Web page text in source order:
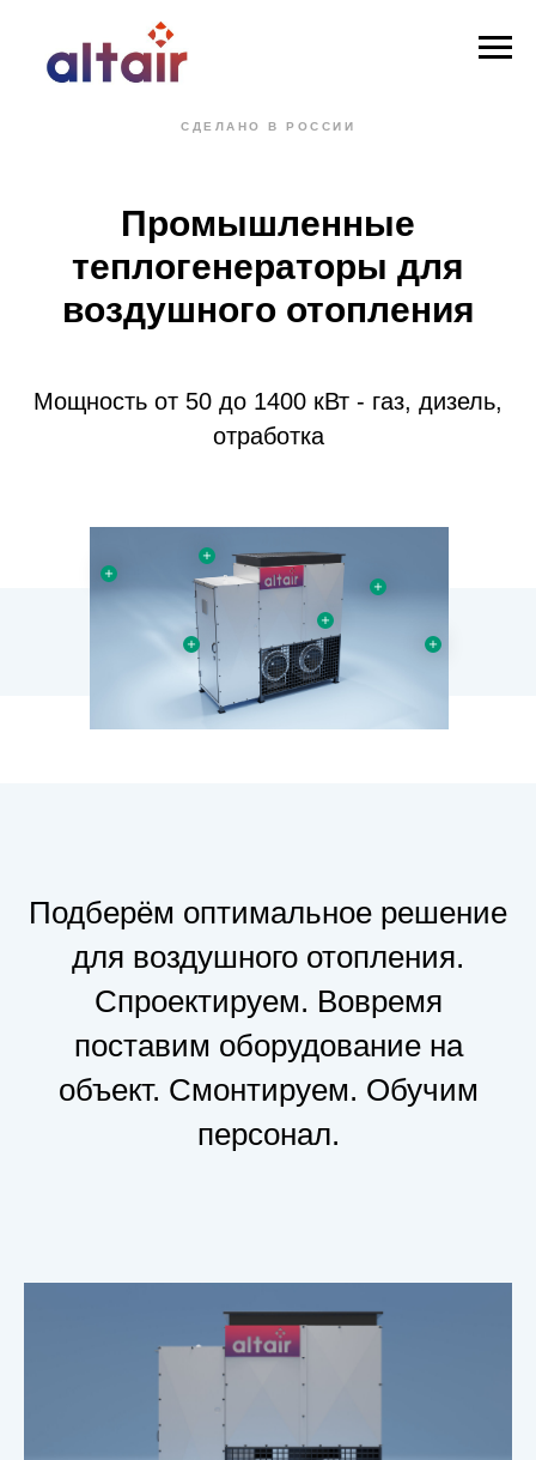
СДЕЛАНО В РОССИИ
Промышленные
теплогенераторы для
воздушного отопления
Мощность от 50 до 1400 кВт - газ, дизель,
отработка
Подберём оптимальное решение
для воздушного отопления.
Спроектируем. Вовремя
поставим оборудование на
объект. Смонтируем. Обучим
персонал.